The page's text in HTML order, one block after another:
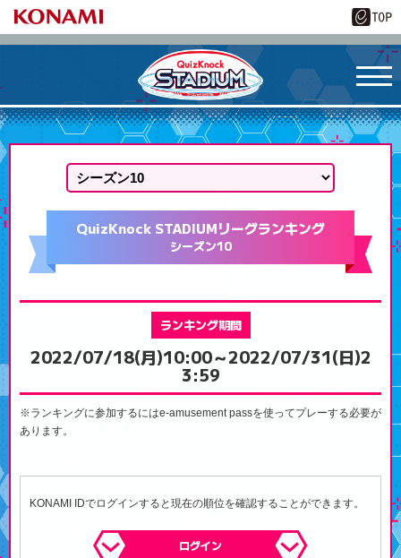
QuizKnock STADIUMリーグランキング
シーズン10
ランキング期間
2022/07/18(月)10:00～2022/07/31(日)2
3:59
※ランキングに参加するにはe-amusement passを使ってプレーする必要が
あります。
KONAMI IDでログインすると現在の順位を確認することができます。
ログイン